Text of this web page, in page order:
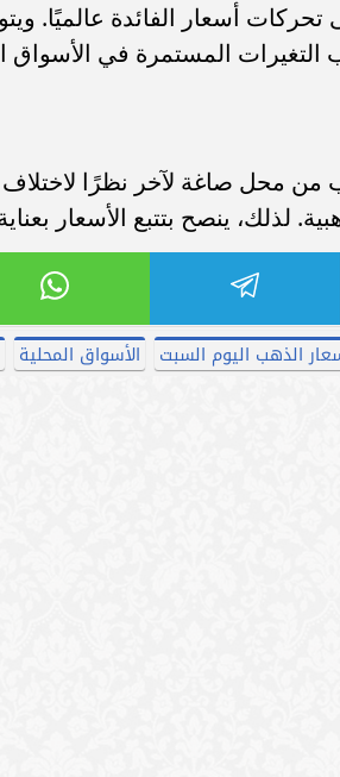
تحركات أسعار الفائدة عالميًا.
التغيرات المستمرة في الأسواق
محل صاغة لآخر نظرًا لاختلاف
لذلك، ينصح بتتبع الأسعار
الذهب اليوم السبت الأسواق المحلية